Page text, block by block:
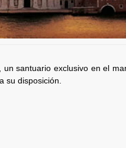
un santuario exclusivo en el
su disposición.